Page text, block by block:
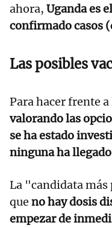
ahora, Uganda es
confirmado casos
Las posibles
Para hacer frente
valorando las
se ha estado
ninguna ha
La "candidata más
que no hay dosis
empezar de